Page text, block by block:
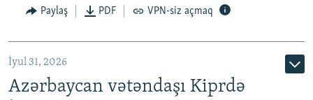
Paylaş PDF VPN-siz açmaq
İyul 31, 2026
Azərbaycan vətəndaşı Kiprdə